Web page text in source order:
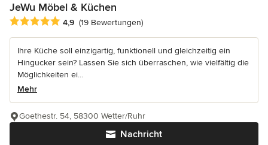
JeWu Möbel & Küchen
Durchschnittliche Bewertung: 4.9 von 5 Sternen
4,9 (19 Bewertungen)
Ihre Küche soll einzigartig, funktionell und gleichzeitig ein
Hingucker sein? Lassen Sie sich überraschen, wie vielfältig die
Möglichkeiten ei...
Mehr
Nachricht
Goethestr. 54, 58300 Wetter/Ruhr